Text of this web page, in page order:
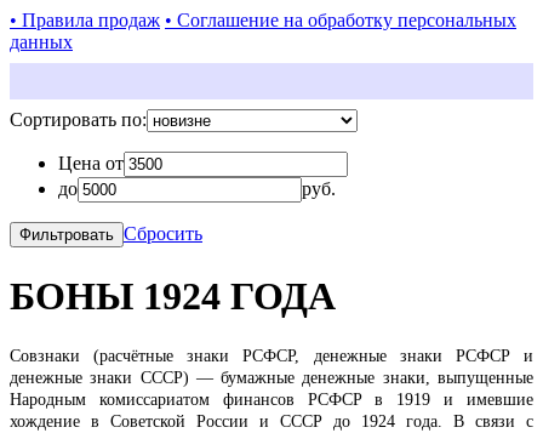
• Правила продаж • Соглашение на обработку персональных
данных
Сортировать по:
Цена от
до
руб.
Сбросить
БОНЫ 1924 ГОДА
Совзнаки (расчётные знаки РСФСР, денежные знаки РСФСР и
денежные знаки СССР) — бумажные денежные знаки, выпущенные
Народным комиссариатом финансов РСФСР в 1919 и имевшие
хождение в Советской России и СССР до 1924 года. В связи с